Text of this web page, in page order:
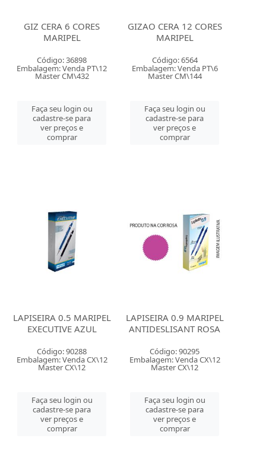
GIZ CERA 6 CORES
MARIPEL
Código: 36898
Embalagem: Venda PT\12
Master CM\432
Faça seu login ou
cadastre-se para
ver preços e
comprar
GIZAO CERA 12 CORES
MARIPEL
Código: 6564
Embalagem: Venda PT\6
Master CM\144
Faça seu login ou
cadastre-se para
ver preços e
comprar
LAPISEIRA 0.5 MARIPEL
EXECUTIVE AZUL
Código: 90288
Embalagem: Venda CX\12
Master CX\12
Faça seu login ou
cadastre-se para
ver preços e
comprar
LAPISEIRA 0.9 MARIPEL
ANTIDESLISANT ROSA
Código: 90295
Embalagem: Venda CX\12
Master CX\12
Faça seu login ou
cadastre-se para
ver preços e
comprar